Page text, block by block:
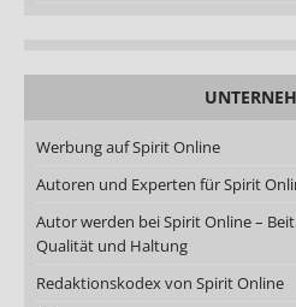
Werbung auf Spirit Online
Autoren und Experten für Spirit
Autor werden bei Spirit Online –
Qualität und Haltung
Redaktionskodex von Spirit Online